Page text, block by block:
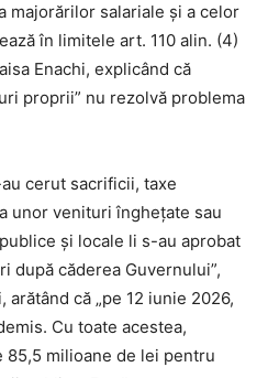
majorărilor salariale şi a celor
în limitele art. 110 alin. (4)
Enachi, explicând că
proprii” nu rezolvă problema
cerut sacrificii, taxe
unor venituri îngheţate sau
şi locale li s-au aprobat
după căderea Guvernului”,
că „pe 12 iunie 2026,
Cu toate acestea,
milioane de lei pentru